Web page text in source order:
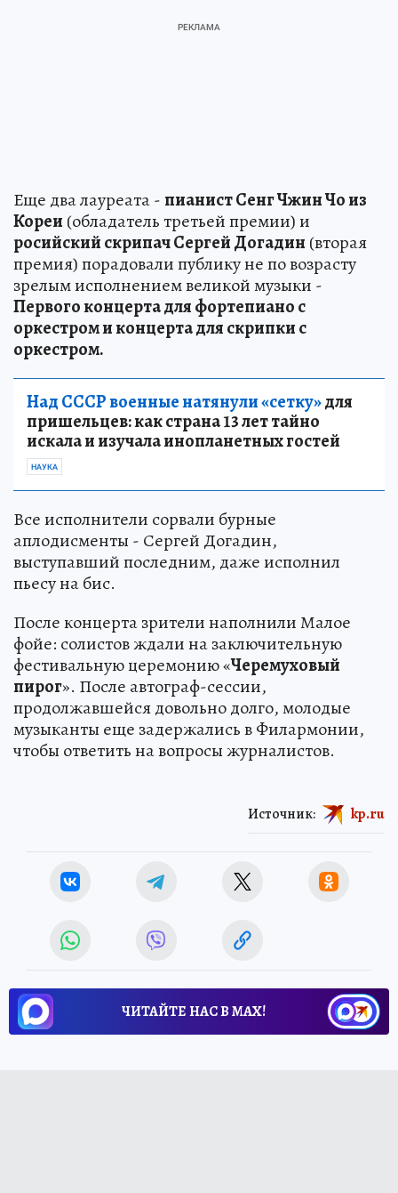
Еще два лауреата -пианист Сенг Чжин Чо из
Кореи (обладатель третьей премии) и
росийский скрипач Сергей Догадин (вторая
премия) порадовали публику не по возрасту
зрелым исполнением великой музыки -
Первого концерта для фортепиано с
оркестром и концерта для скрипки с
оркестром.
Над СССР военные натянули «сетку»для
пришельцев: как страна 13 лет тайно
искала и изучала инопланетных гостей
НАУКА
Все исполнители сорвали бурные
аплодисменты - Сергей Догадин,
выступавший последним, даже исполнил
пьесу на бис.
После концерта зрители наполнили Малое
фойе: солистов ждали на заключительную
фестивальную церемонию «Черемуховый
пирог». После автограф-сессии,
продолжавшейся довольно долго, молодые
музыканты еще задержались в Филармонии,
чтобы ответить на вопросы журналистов.
Источник: kp.ru
ЧИТАЙТЕ НАС В МАХ!